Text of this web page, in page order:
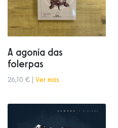
A agonía das
folerpas
26,10 € | Ver más